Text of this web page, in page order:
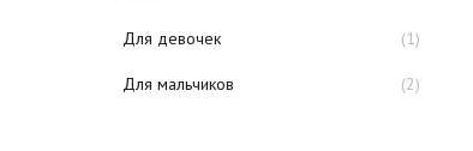
Для девочек (1)
Для мальчиков (2)